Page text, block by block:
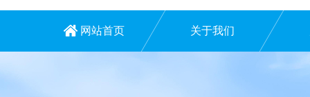
网站首页 关于我们